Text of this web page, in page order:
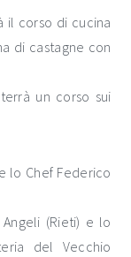
il corso di cucina
di castagne con
un corso sui
lo Chef Federico
(Rieti) e lo
del Vecchio